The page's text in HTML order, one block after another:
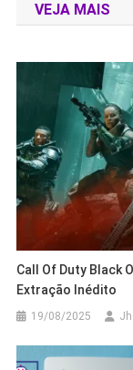
Post
VEJA MAIS
Call Of Duty Black
Extração Inédito
19/08/2025